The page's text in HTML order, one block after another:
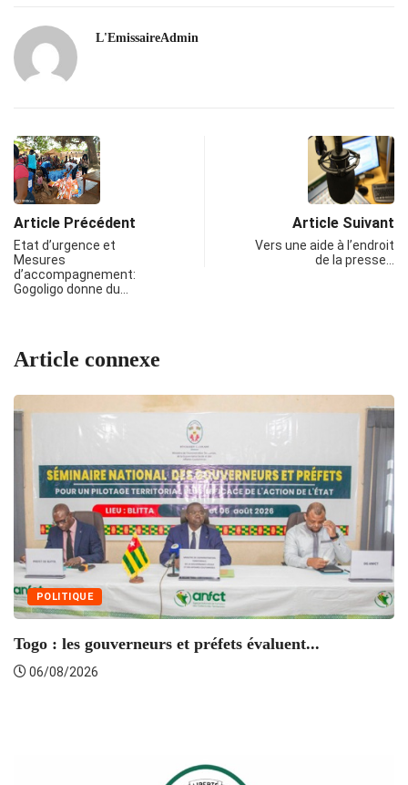
L'EmissaireAdmin
Article Précédent
Etat d’urgence et
Mesures
d’accompagnement:
Gogoligo donne du…
Article Suivant
Vers une aide à l’endroit
de la presse…
Article connexe
POLITIQUE
Togo : les gouverneurs et préfets évaluent...
06/08/2026